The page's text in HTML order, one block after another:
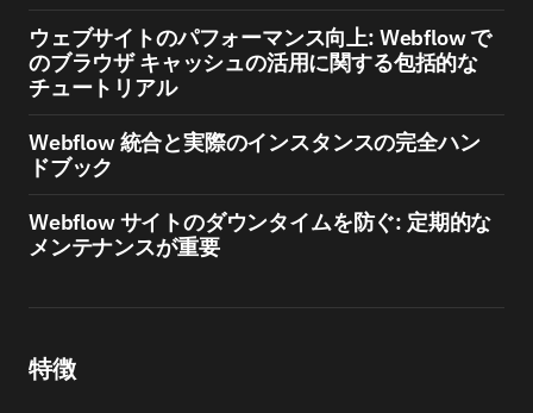
ウェブサイトのパフォーマンス向上: Webflow で
のブラウザ キャッシュの活用に関する包括的な
チュートリアル
Webflow 統合と実際のインスタンスの完全ハン
ドブック
Webflow サイトのダウンタイムを防ぐ: 定期的な
メンテナンスが重要
特徴